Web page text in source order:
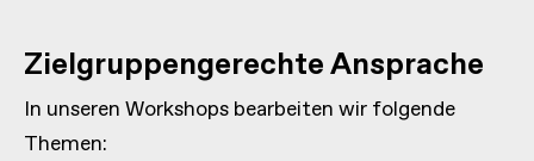
Zielgruppengerechte Ansprache
In unseren Workshops bearbeiten wir folgende
Themen: